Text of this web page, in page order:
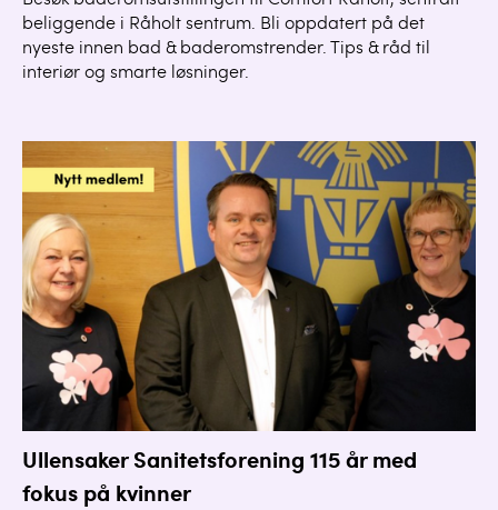
beliggende i Råholt sentrum. Bli oppdatert på det
nyeste innen bad & baderomstrender. Tips & råd til
interiør og smarte løsninger.
Ullensaker Sanitetsforening 115 år med
fokus på kvinner